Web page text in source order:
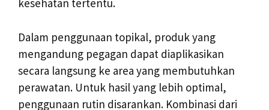
kesehatan tertentu.
Dalam penggunaan topikal, produk yang
mengandung pegagan dapat diaplikasikan
secara langsung ke area yang membutuhkan
perawatan. Untuk hasil yang lebih optimal,
penggunaan rutin disarankan. Kombinasi dari